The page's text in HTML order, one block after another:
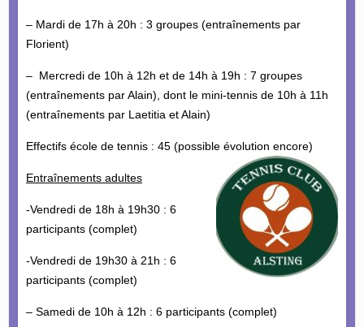
– Mardi de 17h à 20h : 3 groupes (entraînements par
Florient)
– Mercredi de 10h à 12h et de 14h à 19h : 7 groupes
(entraînements par Alain), dont le mini-tennis de 10h à 11h
(entraînements par Laetitia et Alain)
Effectifs école de tennis : 45 (possible évolution encore)
Entraînements adultes
-Vendredi de 18h à 19h30 : 6
participants (complet)
-Vendredi de 19h30 à 21h : 6
participants (complet)
– Samedi de 10h à 12h : 6 participants (complet)